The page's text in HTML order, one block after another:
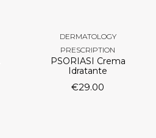
DERMATOLOGY
PRESCRIPTION
PSORIASI Crema
Idratante
€29.00